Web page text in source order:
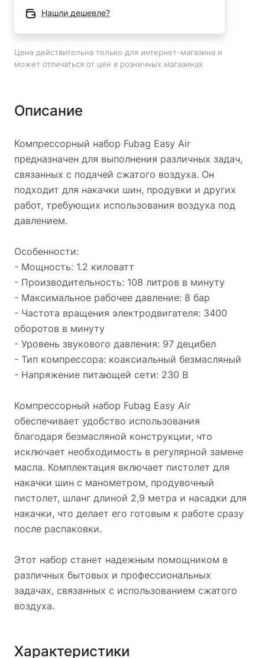
Нашли дешевле?
Цена действительна только для интернет-магазина и
может отличаться от цен в розничных магазинах
Описание
Компрессорный набор Fubag Easy Air
предназначен для выполнения различных задач,
связанных с подачей сжатого воздуха. Он
подходит для накачки шин, продувки и других
работ, требующих использования воздуха под
давлением.
Особенности:
- Мощность: 1.2 киловатт
- Производительность: 108 литров в минуту
- Максимальное рабочее давление: 8 бар
- Частота вращения электродвигателя: 3400
оборотов в минуту
- Уровень звукового давления: 97 децибел
- Тип компрессора: коаксиальный безмасляный
- Напряжение питающей сети: 230 В
Компрессорный набор Fubag Easy Air
обеспечивает удобство использования
благодаря безмасляной конструкции, что
исключает необходимость в регулярной замене
масла. Комплектация включает пистолет для
накачки шин с манометром, продувочный
пистолет, шланг длиной 2,9 метра и насадки для
накачки, что делает его готовым к работе сразу
после распаковки.
Этот набор станет надежным помощником в
различных бытовых и профессиональных
задачах, связанных с использованием сжатого
воздуха.
Характеристики